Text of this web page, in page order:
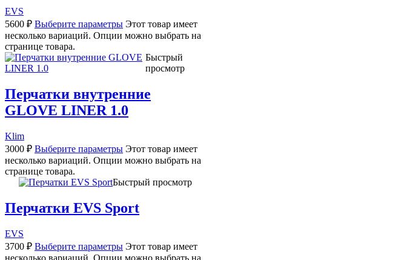
EVS
5600 ₽ Выберите параметры Этот товар имеет
несколько вариаций. Опции можно выбрать на
странице товара.
Быстрый
просмотр
Перчатки внутренние
GLOVE LINER 1.0
Klim
3000 ₽ Выберите параметры Этот товар имеет
несколько вариаций. Опции можно выбрать на
странице товара.
Быстрый просмотр
Перчатки EVS Sport
EVS
3700 ₽ Выберите параметры Этот товар имеет
несколько вариаций. Опции можно выбрать на